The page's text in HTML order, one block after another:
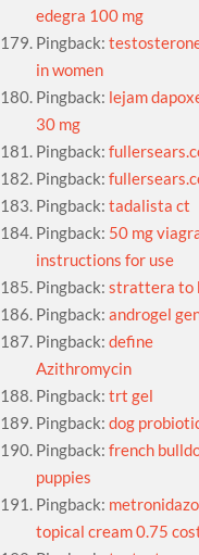
edegra 100 mg
Pingback:
in women
Pingback: lejam
30 mg
Pingback:
Pingback:
Pingback:tadalista ct
Pingback: 50 mg
instructions for use
Pingback:strattera to
Pingback:androgel
Pingback:define
Azithromycin
Pingback:trt gel
Pingback:dog
Pingback:french
puppies
Pingback:
topical cream 0.75